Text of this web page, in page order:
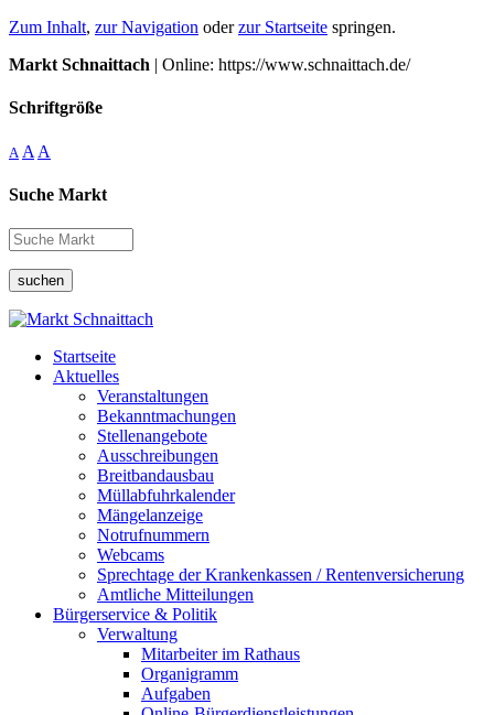
Zum Inhalt, zur Navigation oderzur Startseite springen.
Markt Schnaittach | Online: https://www.schnaittach.de/
Schriftgröße
A A A
Suche Markt
suchen
Startseite
Aktuelles
Veranstaltungen
Bekanntmachungen
Stellenangebote
Ausschreibungen
Breitbandausbau
Müllabfuhrkalender
Mängelanzeige
Notrufnummern
Webcams
Sprechtage der Krankenkassen / Rentenversicherung
Amtliche Mitteilungen
Bürgerservice & Politik
Verwaltung
Mitarbeiter im Rathaus
Organigramm
Aufgaben